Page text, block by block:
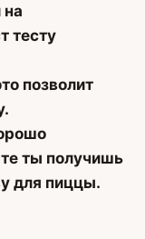
на
тесту
позволит
ты получишь
для пиццы.